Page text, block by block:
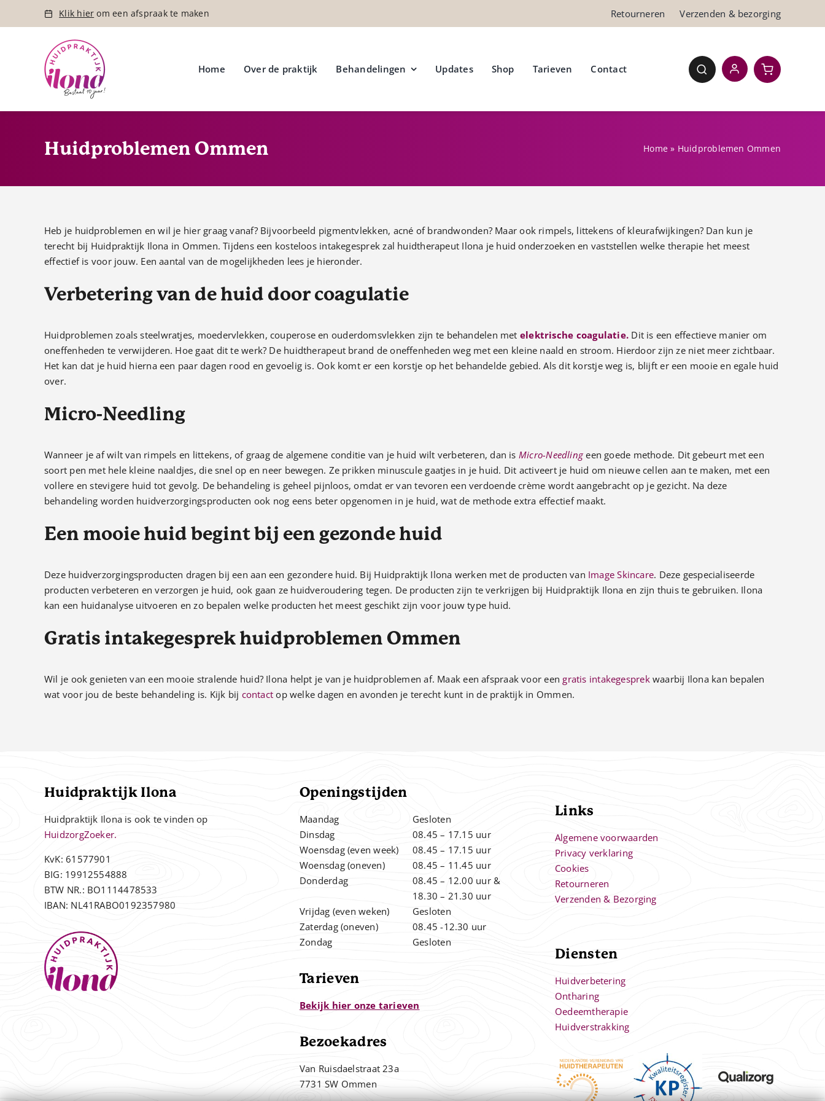
Klik hier om een afspraak te maken Retourneren Verzenden & bezorging
Home Over de praktijk Behandelingen Updates Shop Tarieven Contact
Huidproblemen Ommen Home » Huidproblemen Ommen
Heb je huidproblemen en wil je hier graag vanaf? Bijvoorbeeld pigmentvlekken, acné of brandwonden? Maar ook rimpels, littekens of kleurafwijkingen? Dan kun je
terecht bij Huidpraktijk Ilona in Ommen. Tijdens een kosteloos intakegesprek zal huidtherapeut Ilona je huid onderzoeken en vaststellen welke therapie het meest
effectief is voor jouw. Een aantal van de mogelijkheden lees je hieronder.
Verbetering van de huid door coagulatie
Huidproblemen zoals steelwratjes, moedervlekken, couperose en ouderdomsvlekken zijn te behandelen met elektrische coagulatie. Dit is een effectieve manier om
oneffenheden te verwijderen. Hoe gaat dit te werk? De huidtherapeut brand de oneffenheden weg met een kleine naald en stroom. Hierdoor zijn ze niet meer zichtbaar.
Het kan dat je huid hierna een paar dagen rood en gevoelig is. Ook komt er een korstje op het behandelde gebied. Als dit korstje weg is, blijft er een mooie en egale huid
over.
Micro-Needling
Wanneer je af wilt van rimpels en littekens, of graag de algemene conditie van je huid wilt verbeteren, dan is Micro-Needlingeen goede methode. Dit gebeurt met een
soort pen met hele kleine naaldjes, die snel op en neer bewegen. Ze prikken minuscule gaatjes in je huid. Dit activeert je huid om nieuwe cellen aan te maken, met een
vollere en stevigere huid tot gevolg. De behandeling is geheel pijnloos, omdat er van tevoren een verdoende crème wordt aangebracht op je gezicht. Na deze
behandeling worden huidverzorgingsproducten ook nog eens beter opgenomen in je huid, wat de methode extra effectief maakt.
Een mooie huid begint bij een gezonde huid
Deze huidverzorgingsproducten dragen bij een aan een gezondere huid. Bij Huidpraktijk Ilona werken met de producten van Image Skincare. Deze gespecialiseerde
producten verbeteren en verzorgen je huid, ook gaan ze huidveroudering tegen. De producten zijn te verkrijgen bij Huidpraktijk Ilona en zijn thuis te gebruiken. Ilona
kan een huidanalyse uitvoeren en zo bepalen welke producten het meest geschikt zijn voor jouw type huid.
Gratis intakegesprek huidproblemen Ommen
Wil je ook genieten van een mooie stralende huid? Ilona helpt je van je huidproblemen af. Maak een afspraak voor eengratis intakegesprekwaarbij Ilona kan bepalen
wat voor jou de beste behandeling is. Kijk bij contact op welke dagen en avonden je terecht kunt in de praktijk in Ommen.
Huidpraktijk Ilona
Huidpraktijk Ilona is ook te vinden op
HuidzorgZoeker.
KvK: 61577901
BIG: 19912554888
BTW NR.: BO1114478533
IBAN: NL41RABO0192357980
Openingstijden
Maandag
Dinsdag
Woensdag (even week)
Woensdag (oneven)
Donderdag
Vrijdag (even weken)
Zaterdag (oneven)
Zondag
Gesloten
08.45 – 17.15 uur
08.45 – 17.15 uur
08.45 – 11.45 uur
08.45 – 12.00 uur &
18.30 – 21.30 uur
Gesloten
08.45 -12.30 uur
Gesloten
Tarieven
Bekijk hier onze tarieven
Bezoekadres
Van Ruisdaelstraat 23a
7731 SW Ommen
Links
Algemene voorwaarden
Privacy verklaring
Cookies
Retourneren
Verzenden & Bezorging
Diensten
Huidverbetering
Ontharing
Oedeemtherapie
Huidverstrakking